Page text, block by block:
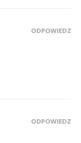
ODPOWIEDZ
ODPOWIEDZ